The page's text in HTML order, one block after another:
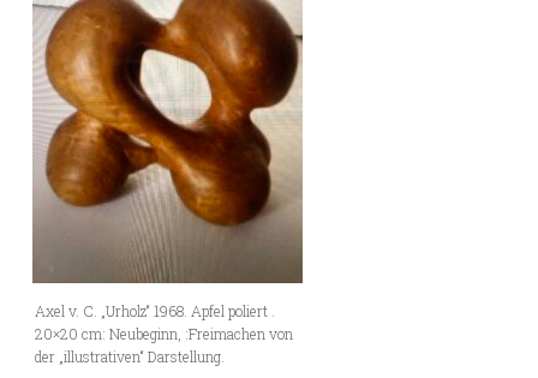
Axel v. C. „Urholz“ 1968. Apfel poliert .
20×20 cm: Neubeginn, :Freimachen von
der „illustrativen“ Darstellung.